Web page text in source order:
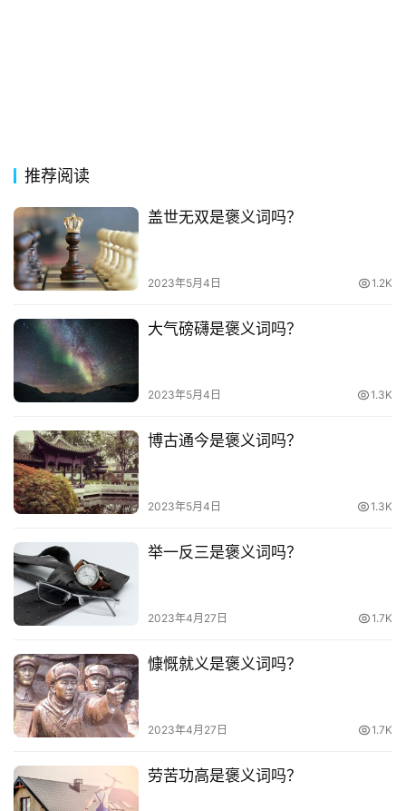
常
用
贺
词
网
热
词
台
词
其
词
语
登录
推荐阅读
盖世无双是褒义词吗？
2023年5月4日 1.2K
大气磅礴是褒义词吗？
2023年5月4日 1.3K
博古通今是褒义词吗？
2023年5月4日 1.3K
举一反三是褒义词吗？
2023年4月27日 1.7K
慷慨就义是褒义词吗？
2023年4月27日 1.7K
劳苦功高是褒义词吗？